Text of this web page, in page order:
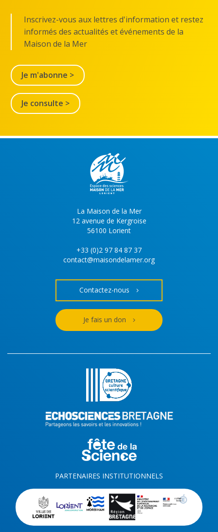
Inscrivez-vous aux lettres d'information et restez
informés des actualités et événements de la
Maison de la Mer
Je m'abonne >
Je consulte >
La Maison de la Mer
12 avenue de Kergroise
56100 Lorient
+33 (0)2 97 84 87 37
contact@maisondelamer.org
Contactez-nous
Je fais un don
PARTENAIRES INSTITUTIONNELS